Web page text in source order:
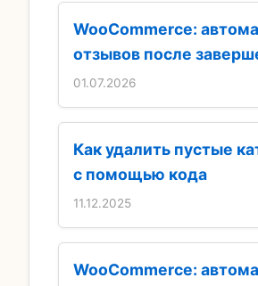
WooCommerce:
отзывов после
01.07.2026
Как удалить пустые
с помощью кода
11.12.2025
WooCommerce: